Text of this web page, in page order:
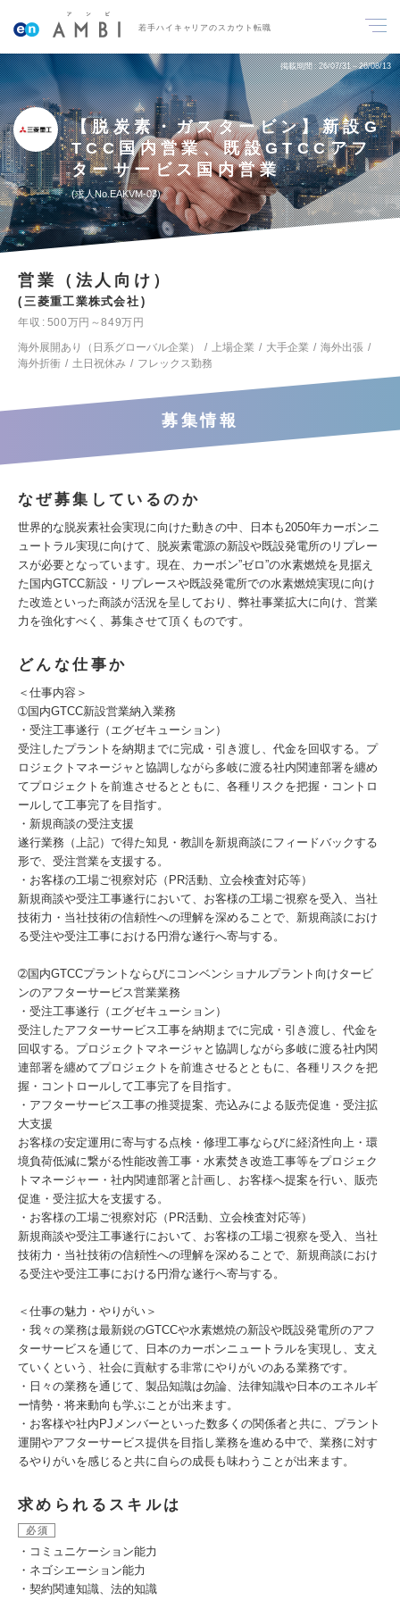
若手ハイキャリアのスカウト転職
掲載期間 26/07/31～26/08/13
【脱炭素・ガスタービン】新設G
TCC国内営業、既設GTCCアフ
ターサービス国内営業
求人No.EAKVM-03
営業（法人向け）
三菱重工業株式会社
年収
500万円～849万円
海外展開あり（日系グローバル企業）
上場企業 大手企業
海外出張
海外折衝
土日祝休み フレックス勤務
募集情報
なぜ募集しているのか
世界的な脱炭素社会実現に向けた動きの中、日本も2050年カーボンニ
ュートラル実現に向けて、脱炭素電源の新設や既設発電所のリプレー
スが必要となっています。現在、カーボン”ゼロ”の水素燃焼を見据え
た国内GTCC新設・リプレースや既設発電所での水素燃焼実現に向け
た改造といった商談が活況を呈しており、弊社事業拡大に向け、営業
力を強化すべく、募集させて頂くものです。
どんな仕事か
＜仕事内容＞
➀国内GTCC新設営業納入業務
・受注工事遂行（エグゼキューション）
受注したプラントを納期までに完成・引き渡し、代金を回収する。プ
ロジェクトマネージャと協調しながら多岐に渡る社内関連部署を纏め
てプロジェクトを前進させるとともに、各種リスクを把握・コントロ
ールして工事完了を目指す。
・新規商談の受注支援
遂行業務（上記）で得た知見・教訓を新規商談にフィードバックする
形で、受注営業を支援する。
・お客様の工場ご視察対応（PR活動、立会検査対応等）
新規商談や受注工事遂行において、お客様の工場ご視察を受入、当社
技術力・当社技術の信頼性への理解を深めることで、新規商談におけ
る受注や受注工事における円滑な遂行へ寄与する。
➁国内GTCCプラントならびにコンベンショナルプラント向けタービ
ンのアフターサービス営業業務
・受注工事遂行（エグゼキューション）
受注したアフターサービス工事を納期までに完成・引き渡し、代金を
回収する。プロジェクトマネージャと協調しながら多岐に渡る社内関
連部署を纏めてプロジェクトを前進させるとともに、各種リスクを把
握・コントロールして工事完了を目指す。
・アフターサービス工事の推奨提案、売込みによる販売促進・受注拡
大支援
お客様の安定運用に寄与する点検・修理工事ならびに経済性向上・環
境負荷低減に繋がる性能改善工事・水素焚き改造工事等をプロジェク
トマネージャー・社内関連部署と計画し、お客様へ提案を行い、販売
促進・受注拡大を支援する。
・お客様の工場ご視察対応（PR活動、立会検査対応等）
新規商談や受注工事遂行において、お客様の工場ご視察を受入、当社
技術力・当社技術の信頼性への理解を深めることで、新規商談におけ
る受注や受注工事における円滑な遂行へ寄与する。
＜仕事の魅力・やりがい＞
・我々の業務は最新鋭のGTCCや水素燃焼の新設や既設発電所のアフ
ターサービスを通じて、日本のカーボンニュートラルを実現し、支え
ていくという、社会に貢献する非常にやりがいのある業務です。
・日々の業務を通じて、製品知識は勿論、法律知識や日本のエネルギ
ー情勢・将来動向も学ぶことが出来ます。
・お客様や社内PJメンバーといった数多くの関係者と共に、プラント
運開やアフターサービス提供を目指し業務を進める中で、業務に対す
るやりがいを感じると共に自らの成長も味わうことが出来ます。
求められるスキルは
必須
・コミュニケーション能力
・ネゴシエーション能力
・契約関連知識、法的知識